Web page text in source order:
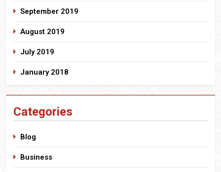
September 2019
August 2019
July 2019
January 2018
Categories
Blog
Business